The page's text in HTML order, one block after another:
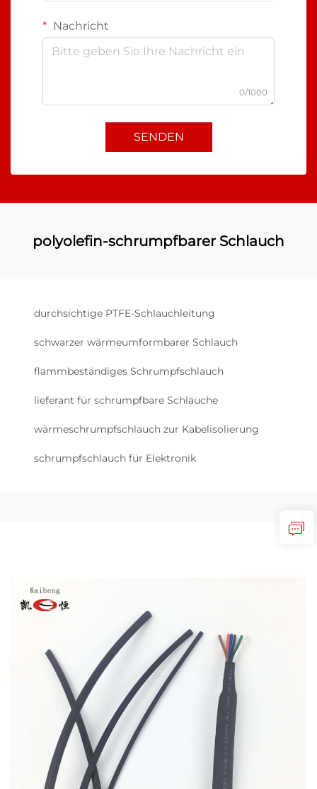
Nachricht
0/1000
SENDEN
polyolefin-schrumpfbarer Schlauch
durchsichtige PTFE-Schlauchleitung
schwarzer wärmeumformbarer Schlauch
flammbeständiges Schrumpfschlauch
lieferant für schrumpfbare Schläuche
wärmeschrumpfschlauch zur Kabelisolierung
schrumpfschlauch für Elektronik